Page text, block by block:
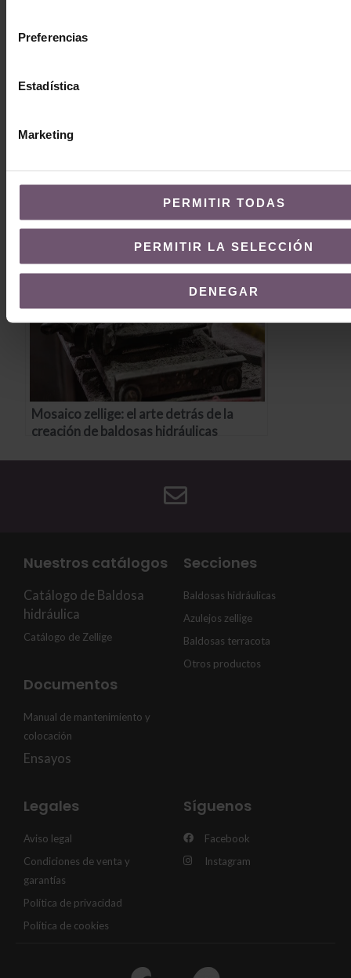
Preferencias
Estadística
Marketing
PERMITIR TODAS
PERMITIR LA SELECCIÓN
DENEGAR
Cómo incorporar el zellige en tu
jardín
Mosaico zellige: el arte detrás de la
creación de baldosas hidráulicas
Nuestros catálogos
Catálogo de Baldosa
hidráulica
Catálogo de Zellige
Documentos
Manual de mantenimiento y
colocación
Ensayos
Secciones
Baldosas hidráulicas
Azulejos zellige
Baldosas terracota
Otros productos
Legales
Aviso legal
Condiciones de venta y
garantías
Política de privacidad
Política de cookies
Síguenos
Facebook
Instagram